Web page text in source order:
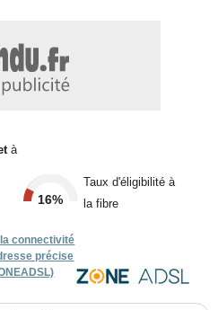
à
16%
Taux d'éligibilité à
la fibre
connectivité
précise